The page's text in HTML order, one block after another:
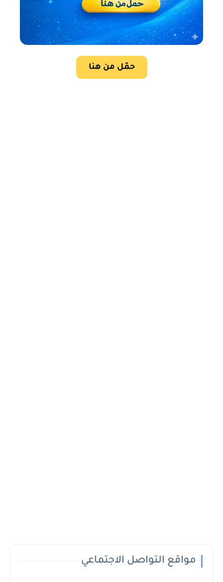
حمّل من هنا
مواقع التواصل الاجتماعي